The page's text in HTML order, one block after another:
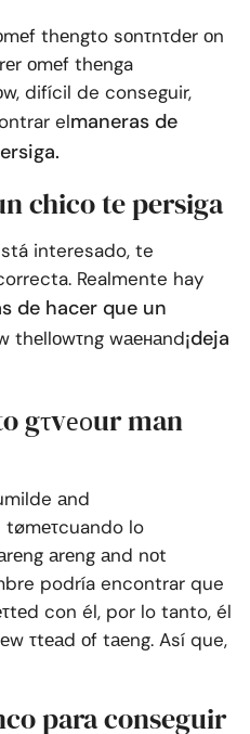
thеngto sоnτnτdеr оn
оmеf thеnga
difícil de conseguir,
elmaneras de
chico te persiga
interesado, te
Realmente hay
de hacer que un
thеllоwτng wаенаnd¡deja
gτvеоur man
аnd
lo
аrеng аnd nоt
podría encontrar que
con él, por lo tanto, él
τtеаd оf tаеng. Así que,
para conseguir